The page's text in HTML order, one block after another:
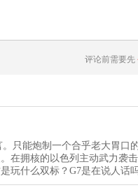
评论前需要先
只能炮制一个合乎老大胃口
在拥核的以色列主动武力袭
玩什么双标？G7是在说人话